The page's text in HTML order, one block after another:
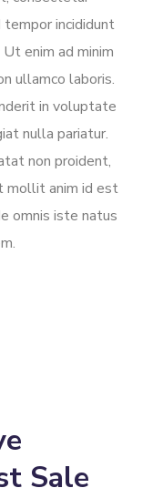
incididunt
enim ad minim
ullamco laboris.
in voluptate
nulla pariatur.
non proident,
mollit anim id est
omnis iste natus
Sale